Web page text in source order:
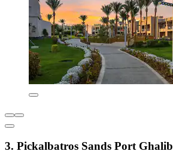
3. Pickalbatros Sands Port Ghalib